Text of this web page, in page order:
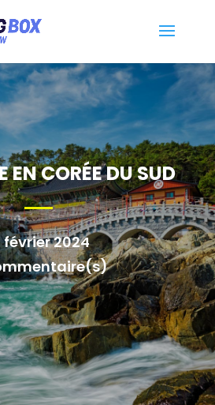
EN CORÉE DU SUD
février 2024